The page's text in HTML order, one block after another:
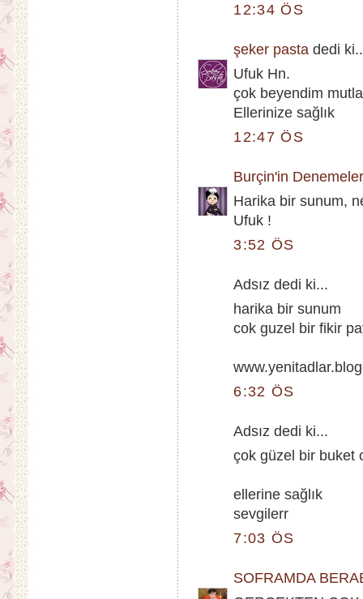
12:34 ÖS
şeker pasta dedi
Ufuk Hn.
çok beyendim
Ellerinize sağlık
12:47 ÖS
Burçin'in
Harika bir sunum,
Ufuk !
3:52 ÖS
Adsız dedi ki...
harika bir sunum
cok guzel bir fikir
6:32 ÖS
Adsız dedi ki...
çok güzel bir buket
ellerine sağlık
sevgilerr
7:03 ÖS
SOFRAMDA